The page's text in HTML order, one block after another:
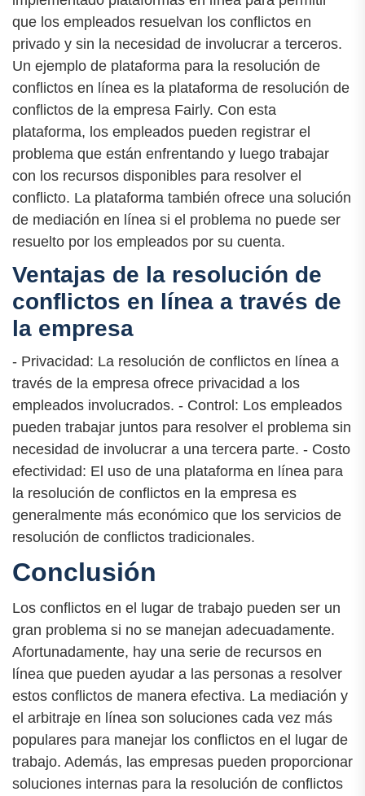
que los empleados resuelvan los conflictos en
privado y sin la necesidad de involucrar a terceros.
Un ejemplo de plataforma para la resolución de
conflictos en línea es la plataforma de resolución de
conflictos de la empresa Fairly. Con esta
plataforma, los empleados pueden registrar el
problema que están enfrentando y luego trabajar
con los recursos disponibles para resolver el
conflicto. La plataforma también ofrece una solución
de mediación en línea si el problema no puede ser
resuelto por los empleados por su cuenta.
Ventajas de la resolución de
conflictos en línea a través de
la empresa
- Privacidad: La resolución de conflictos en línea a
través de la empresa ofrece privacidad a los
empleados involucrados. - Control: Los empleados
pueden trabajar juntos para resolver el problema sin
necesidad de involucrar a una tercera parte. - Costo
efectividad: El uso de una plataforma en línea para
la resolución de conflictos en la empresa es
generalmente más económico que los servicios de
resolución de conflictos tradicionales.
Conclusión
Los conflictos en el lugar de trabajo pueden ser un
gran problema si no se manejan adecuadamente.
Afortunadamente, hay una serie de recursos en
línea que pueden ayudar a las personas a resolver
estos conflictos de manera efectiva. La mediación y
el arbitraje en línea son soluciones cada vez más
populares para manejar los conflictos en el lugar de
trabajo. Además, las empresas pueden proporcionar
soluciones internas para la resolución de conflictos